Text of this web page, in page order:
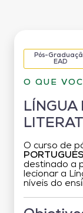
Pós-
EAD
O QUE
LÍNGUA
O curso de
destinado a
lecionar a
níveis do